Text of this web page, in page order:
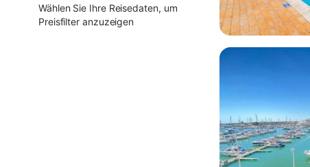
Wählen Sie Ihre Reisedaten, um
Preisfilter anzuzeigen